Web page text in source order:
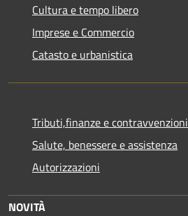
Cultura e tempo libero
Imprese e Commercio
Catasto e urbanistica
Tributi,finanze e contravvenzioni
Salute, benessere e assistenza
Autorizzazioni
NOVITÀ